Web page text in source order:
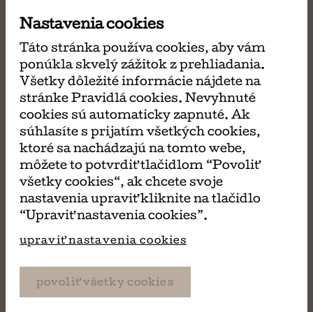
MÔŽE SA VÁM TIEŽ
PÁČIŤ
Nastavenia cookies
Táto stránka používa cookies, aby vám
ponúkla skvelý zážitok z prehliadania.
Všetky dôležité informácie nájdete na
stránke Pravidlá cookies. Nevyhnuté
cookies sú automaticky zapnuté. Ak
súhlasíte s prijatím všetkých cookies,
ktoré sa nachádzajú na tomto webe,
môžete to potvrdiť tlačidlom “Povoliť
všetky cookies“, ak chcete svoje
nastavenia upraviť kliknite na tlačidlo
“Upraviť nastavenia cookies”.
upraviť nastavenia cookies
povoliť všetky cookies